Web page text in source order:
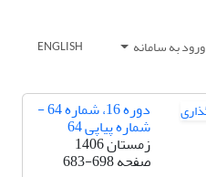
ورود به سامانه ENGLISH
دوره 16، شماره 64 -
شماره پیاپی 64
زمستان 1406
صفحه683-698